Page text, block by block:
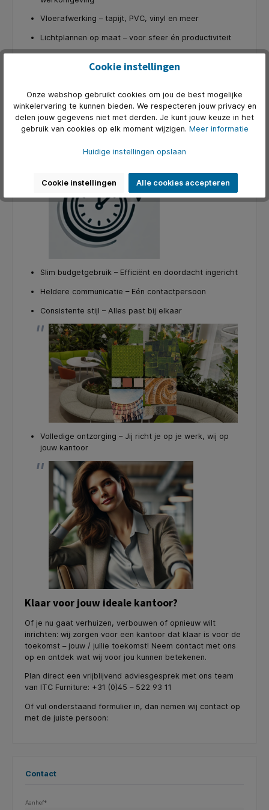
Vloerafwerking – tapijt, PVC, vinyl en meer
Lichtplannen op maat – voor sfeer én productiviteit
rust kunnen werken
één adres
Waarom kiezen voor een turnkey oplossing?
Slim budgetgebruik – Efficiënt en doordacht ingericht
Heldere communicatie – Eén contactpersoon
Consistente stijl – Alles past bij elkaar
Volledige ontzorging – Jij richt je op je werk, wij op
jouw kantoor
Klaar voor jouw ideale kantoor?
Of je nu gaat verhuizen, verbouwen of opnieuw wilt
inrichten: wij zorgen voor een kantoor dat klaar is voor de
toekomst – jouw / jullie toekomst! Neem contact met ons
op en ontdek wat wij voor jou kunnen betekenen.
Plan direct een vrijblijvend adviesgesprek met ons team
van ITC Furniture: +31 (0)45 – 522 93 11
Of vul onderstaand formulier in, dan nemen wij contact op
met de juiste persoon:
Contact
Aanhef*
Cookie instellingen
Onze webshop gebruikt cookies om jou de best mogelijke
winkelervaring te kunnen bieden. We respecteren jouw privacy en
delen jouw gegevens niet met derden. Je kunt jouw keuze in het
gebruik van cookies op elk moment wijzigen. Meer informatie
Huidige instellingen opslaan
Cookie instellingen Alle cookies accepteren